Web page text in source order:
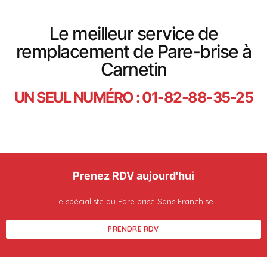
Le meilleur service de
remplacement de Pare-brise à
Carnetin
UN SEUL NUMÉRO : 01-82-88-35-25
Prenez RDV aujourd'hui
Le spécialiste du Pare brise Sans Franchise
PRENDRE RDV